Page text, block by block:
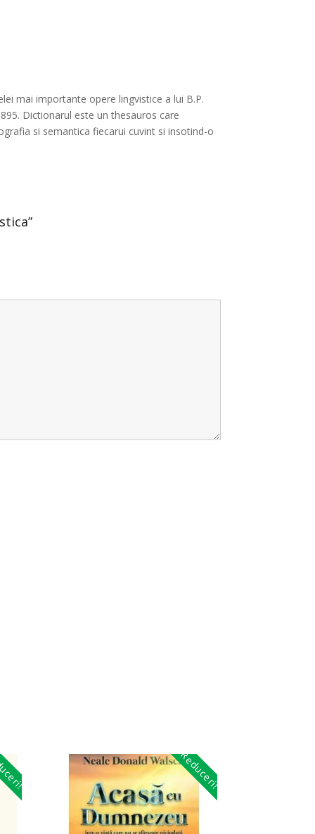
mai importante opere lingvistice a lui B.P.
Dictionarul este un thesauros care
si semantica fiecarui cuvint si insotind-o
Reduceri!